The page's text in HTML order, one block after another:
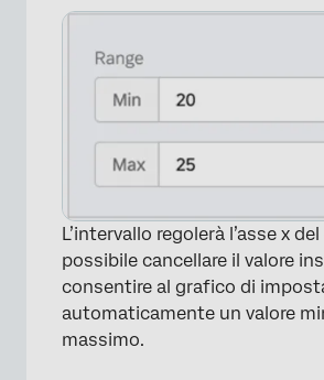
L’intervallo regolerà l’asse x
possibile cancellare il valore
consentire al grafico di
automaticamente un valore
massimo.